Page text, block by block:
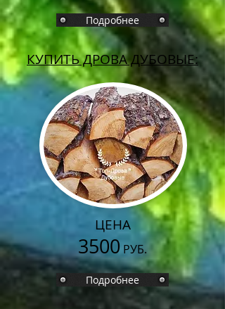
Подробнее
КУПИТЬ ДРОВА ДУБОВЫЕ:
ЦЕНА
3500 РУБ.
Подробнее